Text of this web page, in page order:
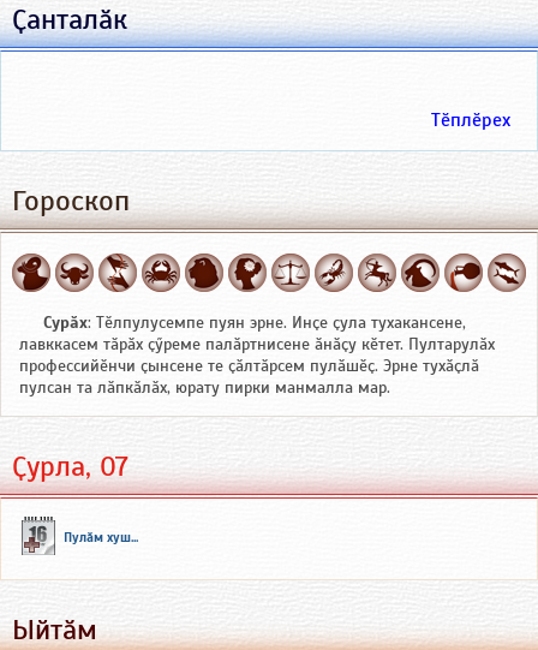
Ҫанталӑк
Тӗплӗрех
Гороскоп
Сурӑх: Тӗлпулусемпе пуян эрне. Инҫе ҫула тухакансене,
лавккасем тӑрӑх ҫӳреме палӑртнисене ӑнӑҫу кӗтет. Пултарулӑх
профессийӗнчи ҫынсене те ҫӑлтӑрсем пулӑшӗҫ. Эрне тухӑҫлӑ
пулсан та лӑпкӑлӑх, юрату пирки манмалла мар.
Ҫурла, 07
Пулӑм хуш...
Ыйтӑм